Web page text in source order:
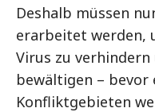
Deshalb müssen
erarbeitet werden,
Virus zu verhindern
bewältigen – bevor
Konfliktgebieten